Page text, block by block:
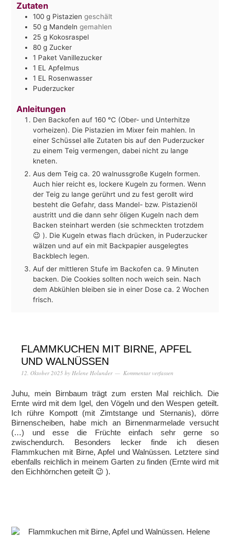
Zutaten
100 g Pistazien geschält
50 g Mandeln gemahlen
25 g Kokosraspel
80 g Zucker
1 Paket Vanillezucker
1 EL Apfelmus
1 EL Rosenwasser
Puderzucker
Anleitungen
Den Backofen auf 160 °C (Ober- und Unterhitze
vorheizen). Die Pistazien im Mixer fein mahlen. In
einer Schüssel alle Zutaten bis auf den Puderzucker
zu einem Teig vermengen, dabei nicht zu lange
kneten.
Aus dem Teig ca. 20 walnussgroße Kugeln formen.
Auch hier reicht es, lockere Kugeln zu formen. Wenn
der Teig zu lange gerührt und zu fest gerollt wird
besteht die Gefahr, dass Mandel- bzw. Pistazienöl
austritt und die dann sehr öligen Kugeln nach dem
Backen steinhart werden (sie schmeckten trotzdem
😉 ). Die Kugeln etwas flach drücken, in Puderzucker
wälzen und auf ein mit Backpapier ausgelegtes
Backblech legen.
Auf der mittleren Stufe im Backofen ca. 9 Minuten
backen. Die Cookies sollten noch weich sein. Nach
dem Abkühlen bleiben sie in einer Dose ca. 2 Wochen
frisch.
FLAMMKUCHEN MIT BIRNE, APFEL
UND WALNÜSSEN
12. Oktober 2025 by Helene Holunder Kommentar verfassen
Juhu, mein Birnbaum trägt zum ersten Mal reichlich. Die
Ernte wird mit dem Igel, den Vögeln und den Wespen geteilt.
Ich rühre Kompott (mit Zimtstange und Sternanis), dörre
Birnenscheiben, habe mich an Birnenmarmelade versucht
(…) und esse die Früchte einfach sehr gerne so
zwischendurch. Besonders lecker finde ich diesen
Flammkuchen mit Birne, Apfel und Walnüssen. Letztere sind
ebenfalls reichlich in meinem Garten zu finden (Ernte wird mit
den Eichhörnchen geteilt 😉 ).